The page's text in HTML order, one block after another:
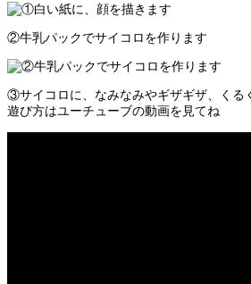
②牛乳パックでサイコロを作ります
③サイコロに、なみなみやギザギザ、くる
遊び方はユーチューブの動画を見てね